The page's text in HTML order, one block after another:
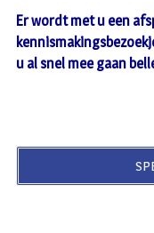
Er wordt met u een
u al snel mee gaan